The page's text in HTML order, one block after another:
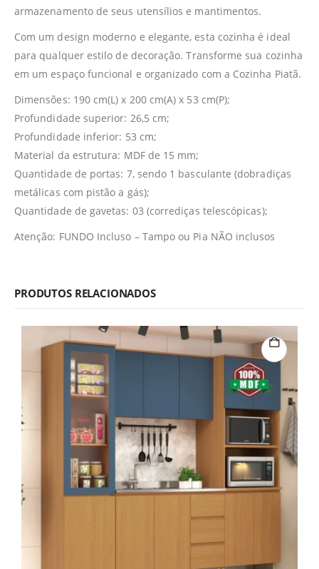
armazenamento de seus utensílios e mantimentos.
Com um design moderno e elegante, esta cozinha é ideal
para qualquer estilo de decoração. Transforme sua cozinha
em um espaço funcional e organizado com a Cozinha Piatã.
Dimensões: 190 cm(L) x 200 cm(A) x 53 cm(P);
Profundidade superior: 26,5 cm;
Profundidade inferior: 53 cm;
Material da estrutura: MDF de 15 mm;
Quantidade de portas: 7, sendo 1 basculante (dobradiças
metálicas com pistão a gás);
Quantidade de gavetas: 03 (corrediças telescópicas);
Atenção: FUNDO Incluso – Tampo ou Pia NÃO inclusos
PRODUTOS RELACIONADOS